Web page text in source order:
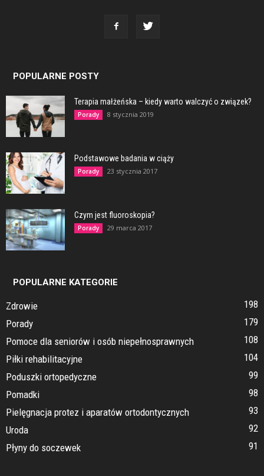
POPULARNE POSTY
Terapia małżeńska – kiedy warto walczyć o związek?
Porady 8 stycznia 2019
Podstawowe badania w ciąży
Porady 23 stycznia 2017
Czym jest fluoroskopia?
Porady 29 marca 2017
POPULARNE KATEGORIE
Zdrowie
198
Porady
179
Pomoce dla seniorów i osób niepełnosprawnych
108
Piłki rehabilitacyjne
104
Poduszki ortopedyczne
99
Pomadki
98
Pielęgnacja protez i aparatów ortodontycznych
93
Uroda
92
Płyny do soczewek
91